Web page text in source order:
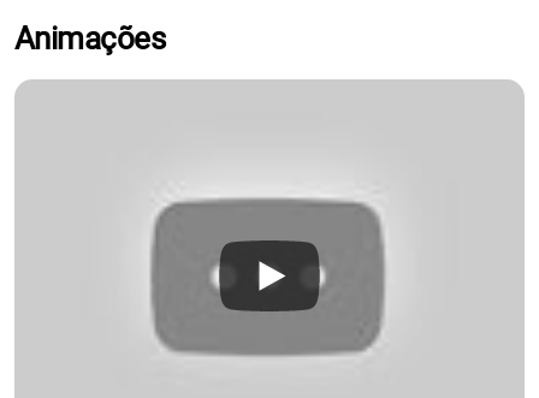
Animações